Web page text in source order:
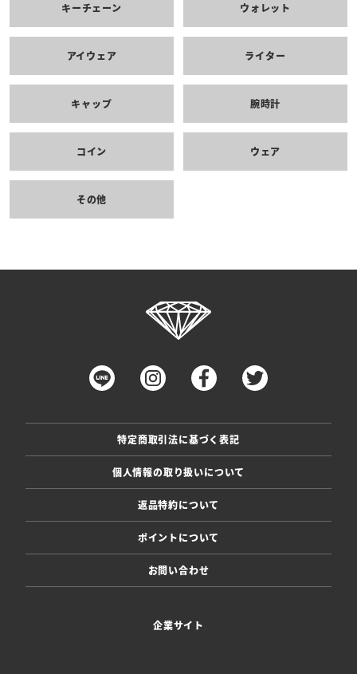
キーチェーン ウォレット
アイウェア ライター
キャップ 腕時計
コイン ウェア
その他
特定商取引法に基づく表記
個人情報の取り扱いについて
返品特約について
ポイントについて
お問い合わせ
企業サイト